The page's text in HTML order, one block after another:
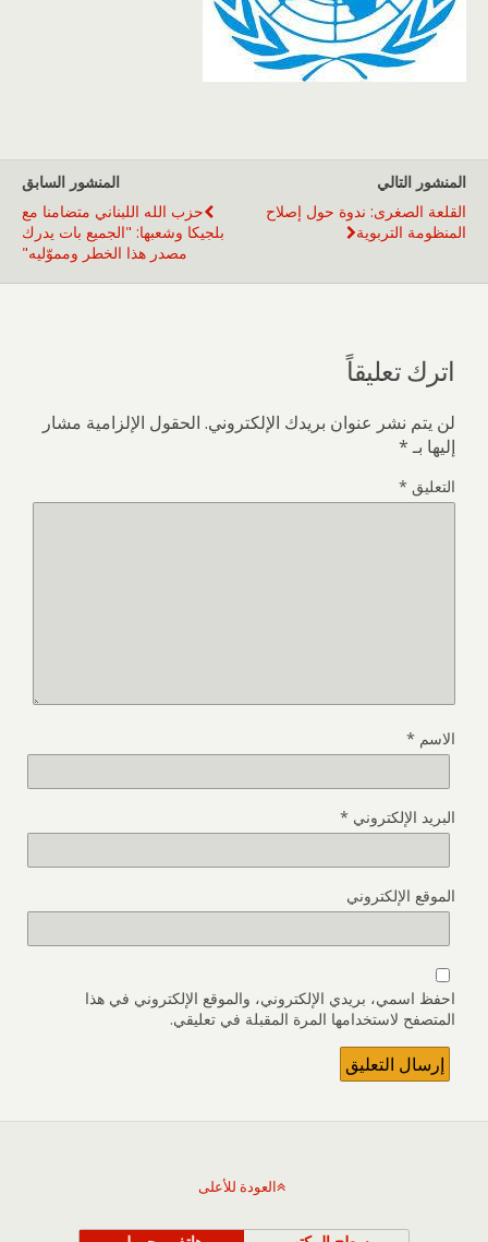
المنشور السابق
حزب الله اللبناني متضامنا مع
بلجيكا وشعبها: "الجميع بات يدرك
مصدر هذا الخطر ومموّليه"
المنشور التالي
القلعة الصغرى: ندوة حول إصلاح
المنظومة التربوية
اترك تعليقاً
لن يتم نشر عنوان بريدك الإلكتروني. الحقول الإلزامية مشار
إليها بـ*
التعليق *
الاسم *
البريد الإلكتروني *
الموقع الإلكتروني
احفظ اسمي، بريدي الإلكتروني، والموقع الإلكتروني في هذا
المتصفح لاستخدامها المرة المقبلة في تعليقي.
العودة للأعلى